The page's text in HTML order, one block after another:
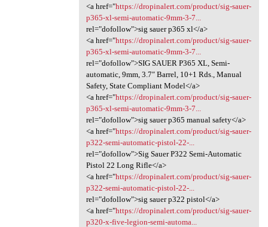
<a href="https://dropinalert.com/product/sig-sauer-
p365-xl-semi-automatic-9mm-3-7...
rel="dofollow">sig sauer p365 xl</a>
<a href="https://dropinalert.com/product/sig-sauer-
p365-xl-semi-automatic-9mm-3-7...
rel="dofollow">SIG SAUER P365 XL, Semi-
automatic, 9mm, 3.7″ Barrel, 10+1 Rds., Manual
Safety, State Compliant Model</a>
<a href="https://dropinalert.com/product/sig-sauer-
p365-xl-semi-automatic-9mm-3-7...
rel="dofollow">sig sauer p365 manual safety</a>
<a href="https://dropinalert.com/product/sig-sauer-
p322-semi-automatic-pistol-22-...
rel="dofollow">Sig Sauer P322 Semi-Automatic
Pistol 22 Long Rifle</a>
<a href="https://dropinalert.com/product/sig-sauer-
p322-semi-automatic-pistol-22-...
rel="dofollow">sig sauer p322 pistol</a>
<a href="https://dropinalert.com/product/sig-sauer-
p320-x-five-legion-semi-automa...